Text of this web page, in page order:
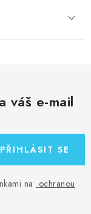
váš e-mail
na ochranou
PŘIHLÁSIT SE